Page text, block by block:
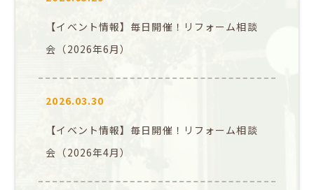
【イベント情報】毎日開催！リフォーム相談
会（2026年6月）
2026.03.30
【イベント情報】毎日開催！リフォーム相談
会（2026年4月）